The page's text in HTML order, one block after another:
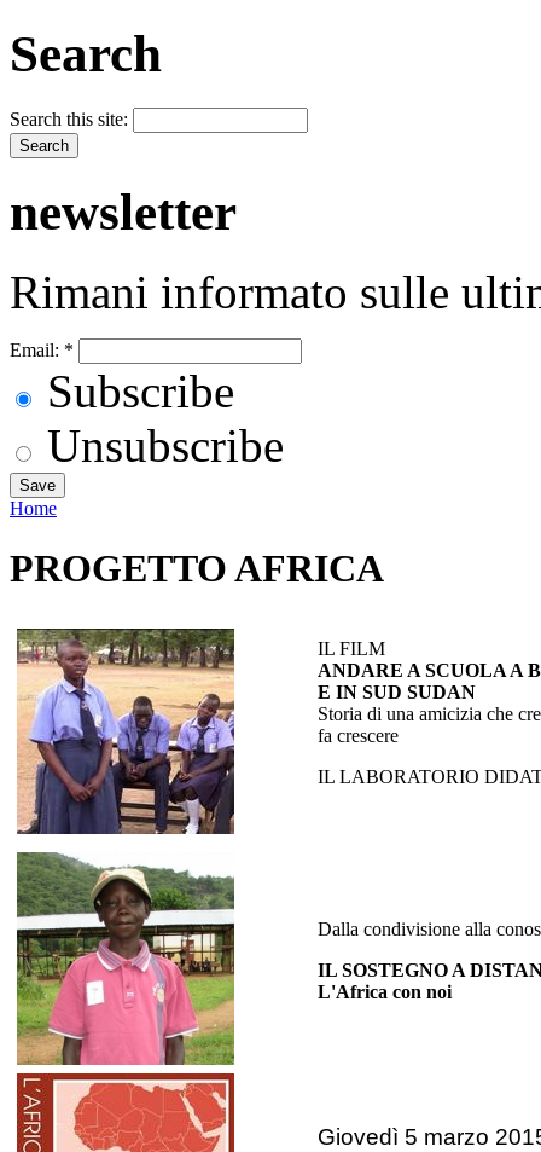
Search
Search this site:
newsletter
Rimani informato sulle
Email: *
Subscribe
Unsubscribe
Home
PROGETTO AFRICA
IL FILM
ANDARE A SCUOLA A
E IN SUD SUDAN
Storia di una amicizia che
fa crescere
IL LABORATORIO
Dalla condivisione alla
IL SOSTEGNO A
L'Africa con noi
Giovedì 5 marzo